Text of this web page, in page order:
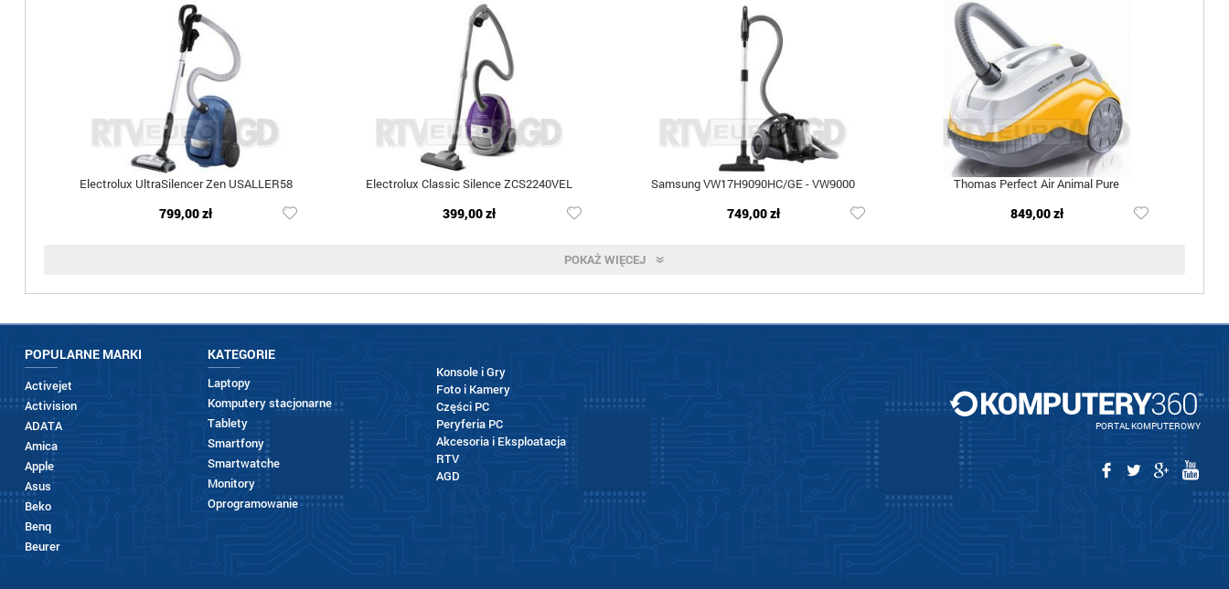
Electrolux UltraSilencer Zen USALLER58
799,00 zł
Electrolux Classic Silence ZCS2240VEL
399,00 zł
Samsung VW17H9090HC/GE - VW9000
749,00 zł
Thomas Perfect Air Animal Pure
849,00 zł
POKAŻ WIĘCEJ
POPULARNE MARKI
Activejet
Activision
ADATA
Amica
Apple
Asus
Beko
Benq
Beurer
KATEGORIE
Laptopy
Komputery stacjonarne
Tablety
Smartfony
Smartwatche
Monitory
Oprogramowanie
Konsole i Gry
Foto i Kamery
Części PC
Peryferia PC
Akcesoria i Eksploatacja
RTV
AGD
PORTAL KOMPUTEROWY